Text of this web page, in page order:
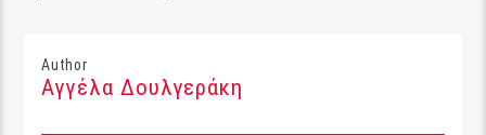
Author
Αγγέλα Δουλγεράκη